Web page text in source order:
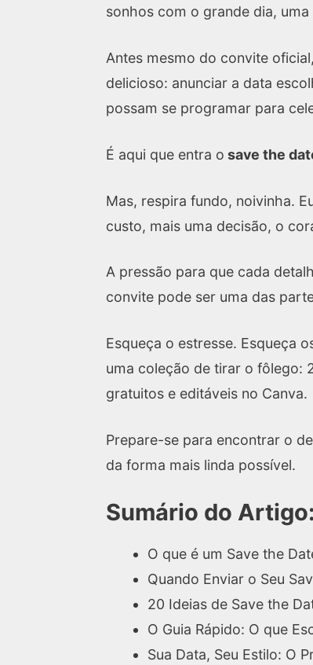
sonhos com o grande dia, uma
Antes mesmo do convite
delicioso: anunciar a data
possam se programar para
É aqui que entra o save the
Mas, respira fundo, noivinha.
custo, mais uma decisão, o
A pressão para que cada
convite pode ser uma das
Esqueça o estresse. Esqueça
uma coleção de tirar o fôlego:
gratuitos e editáveis no Canva.
Prepare-se para encontrar o
da forma mais linda possível.
Sumário do Artigo:
O que é um Save the
Quando Enviar o Seu
20 Ideias de Save the
O Guia Rápido: O que
Sua Data, Seu Estilo: O